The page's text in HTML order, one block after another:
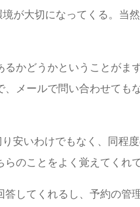
が大切になってくる。当
かどうかということがま
メールで問い合わせても
安いわけでもなく、同程
のことをよく覚えてくれて
してくれるし、予約の管